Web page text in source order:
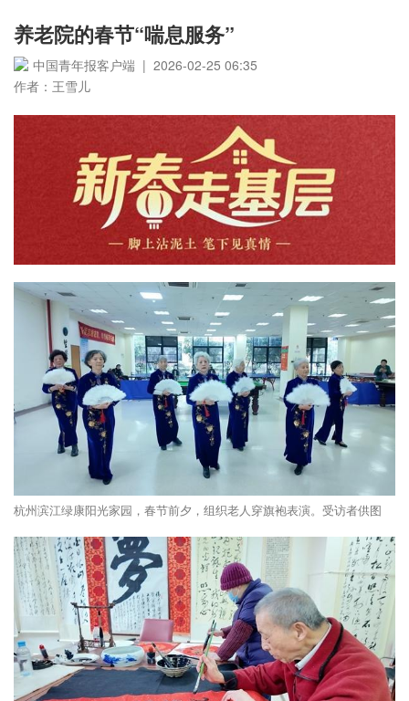
养老院的春节“喘息服务”
中国青年报客户端 | 2026-02-25 06:35
作者：王雪儿
杭州滨江绿康阳光家园，春节前夕，组织老人穿旗袍表演。受访者供图